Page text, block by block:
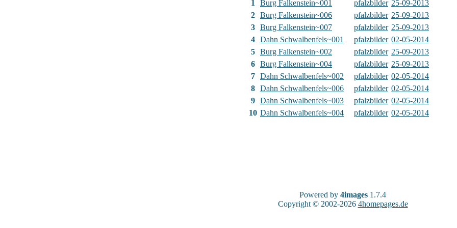
1
Burg Falkenstein~001 pfalzbilder 25-09-2013
2 Burg Falkenstein~006 pfalzbilder 25-09-2013
3 Burg Falkenstein~007 pfalzbilder 25-09-2013
4 Dahn Schwalbenfels~001 pfalzbilder 02-05-2014
5 Burg Falkenstein~002 pfalzbilder 25-09-2013
6 Burg Falkenstein~004 pfalzbilder 25-09-2013
7 Dahn Schwalbenfels~002 pfalzbilder 02-05-2014
8 Dahn Schwalbenfels~006 pfalzbilder 02-05-2014
9 Dahn Schwalbenfels~003 pfalzbilder 02-05-2014
10 Dahn Schwalbenfels~004 pfalzbilder 02-05-2014
Powered by 4images 1.7.4
Copyright © 2002-2026 4homepages.de